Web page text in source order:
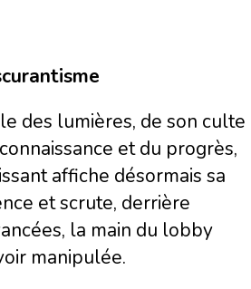
des lumières, de son culte
et du progrès,
affiche désormais sa
et scrute, derrière
la main du lobby
manipulée.